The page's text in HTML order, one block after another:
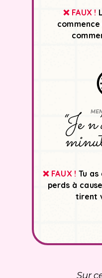
❌ FAUX !
❌ FAUX ! Tu
perds à
tirent
“Je
Sur